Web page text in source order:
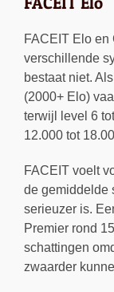
FACEIT Elo en
verschillende
bestaat niet.
(2000+ Elo)
terwijl level 6
12.000 tot
FACEIT voelt
de gemiddelde
serieuzer is.
Premier rond
schattingen
zwaarder